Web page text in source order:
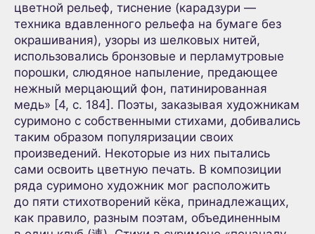
цветной рельеф, тиснение (карадзури —
техника вдавленного рельефа на бумаге без
окрашивания), узоры из шелковых нитей,
использовались бронзовые и перламутровые
порошки, слюдяное напыление, предающее
нежный мерцающий фон, патинированная
медь» [4, с. 184]. Поэты, заказывая художникам
суримоно с собственными стихами, добивались
таким образом популяризации своих
произведений. Некоторые из них пытались
сами освоить цветную печать. В композиции
ряда суримоно художник мог расположить
до пяти стихотворений кёка, принадлежащих,
как правило, разным поэтам, объединенным